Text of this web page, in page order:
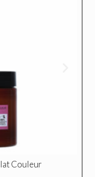
et Éclat